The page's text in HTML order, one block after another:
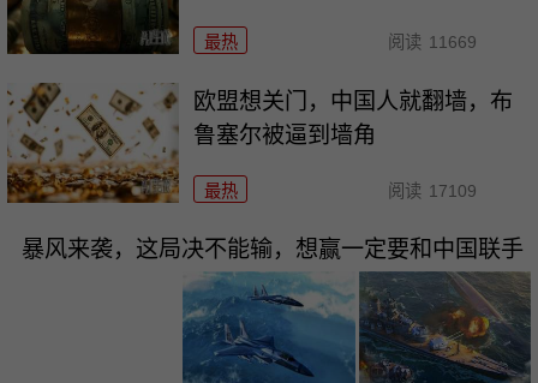
最热 阅读 11669
欧盟想关门，中国人就翻墙，布
鲁塞尔被逼到墙角
最热 阅读 17109
暴风来袭，这局决不能输，想赢一定要和中国联手